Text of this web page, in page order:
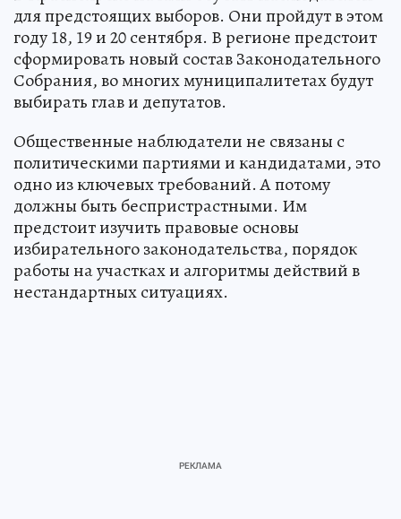
для предстоящих выборов. Они пройдут в этом
году 18, 19 и 20 сентября. В регионе предстоит
сформировать новый состав Законодательного
Собрания, во многих муниципалитетах будут
выбирать глав и депутатов.
Общественные наблюдатели не связаны с
политическими партиями и кандидатами, это
одно из ключевых требований. А потому
должны быть беспристрастными. Им
предстоит изучить правовые основы
избирательного законодательства, порядок
работы на участках и алгоритмы действий в
нестандартных ситуациях.